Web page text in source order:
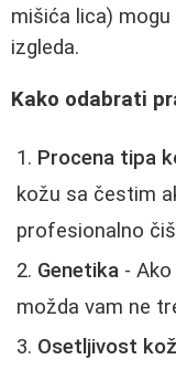
mišića lica)
izgleda.
Kako odabrati
Procena tipa
kožu sa čestim
profesionalno
Genetika -
možda vam ne
Osetljivost